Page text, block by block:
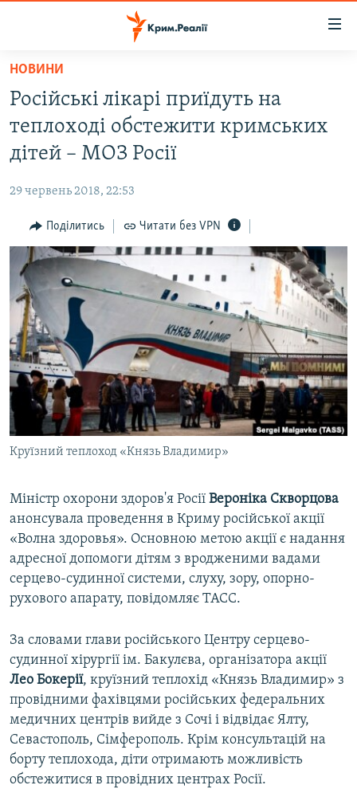
Перейти
основного
матеріалу
Перейти
до
основної
навігації
Перейти
до
пошуку
ВІДЕО ТА ФОТО
БЛОГИ
ПОГЛЯД
ІНТЕРВ'Ю
ВСЕ ЗА ДЕНЬ
СПЕЦПРОЕКТИ
ДЕПОРТАЦІЯ
ВІДЕОУРОКИ «ELIFBE»
СВІДЧЕННЯ ОКУПАЦІЇ
УКРАЇНСЬКА ПРОБЛЕМА КРИМУ
ІНФОГРАФІКА
ЯК ОБІЙТИ БЛОКУВАННЯ
Русский
Qırımtatar
ДОЛУЧАЙСЯ!
Усі сайти RFE/RL
НОВИНИ
Російські лікарі приїдуть на
теплоході обстежити кримських
дітей – МОЗ Росії
29 червень 2018, 22:53
Поділитись Читати без VPN
Круїзний теплоход «Князь Владимир»
Міністр охорони здоров'я Росії Вероніка Скворцова
анонсувала проведення в Криму російської акції
«Волна здоровья». Основною метою акції є надання
адресної допомоги дітям з вродженими вадами
серцево-судинної системи, слуху, зору, опорно-
рухового апарату, повідомляє ТАСС.
За словами глави російського Центру серцево-
судинної хірургії ім. Бакулєва, організатора акції
Лео Бокерії, круїзний теплохід «Князь Владимир» з
провідними фахівцями російських федеральних
медичних центрів вийде з Сочі і відвідає Ялту,
Севастополь, Сімферополь. Крім консультацій на
борту теплохода, діти отримають можливість
обстежитися в провідних центрах Росії.